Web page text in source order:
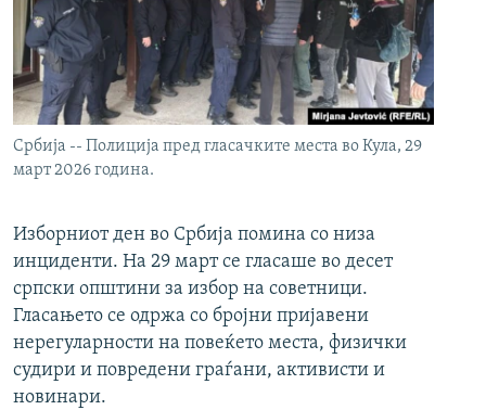
Србија -- Полиција пред гласачките места во Кула, 29
март 2026 година.
Изборниот ден во Србија помина со низа
инциденти. На 29 март се гласаше во десет
српски општини за избор на советници.
Гласањето се одржа со бројни пријавени
нерегуларности на повеќето места, физички
судири и повредени граѓани, активисти и
новинари.